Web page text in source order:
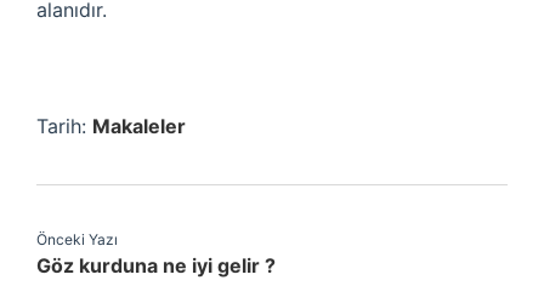
alanıdır.
Tarih: Makaleler
Önceki Yazı
Göz kurduna ne iyi gelir ?